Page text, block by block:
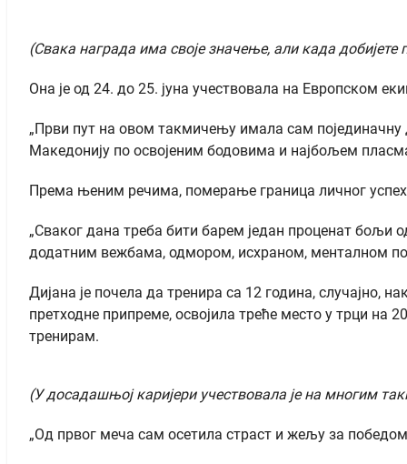
(Свака награда има своје значење, али када
Она је од 24. до 25. јуна учествовала на Европском
„Први пут на овом такмичењу имала сам појединачну
Македонију по освојеним бодовима и најбољем
Према њеним речима, померање граница личног
„Сваког дана треба бити барем један проценат бољи
додатним вежбама, одмором, исхраном, менталном
Дијана је почела да тренира са 12 година, случајно,
претходне припреме, освојила треће место у трци
тренирам.
(У досадашњој каријери учествовала је на многим
„Од првог меча сам осетила страст и жељу за